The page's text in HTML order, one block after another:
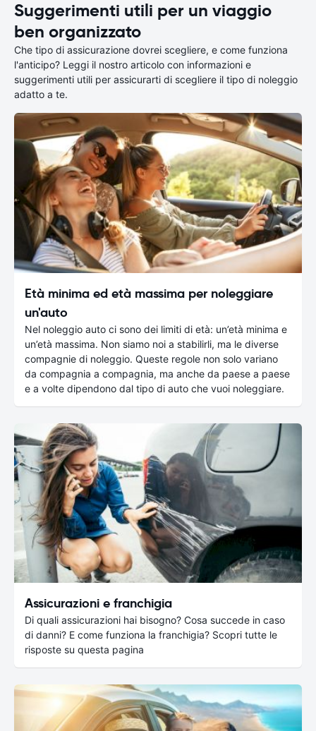
Suggerimenti utili per un viaggio
ben organizzato
Che tipo di assicurazione dovrei scegliere, e come funziona
l'anticipo? Leggi il nostro articolo con informazioni e
suggerimenti utili per assicurarti di scegliere il tipo di noleggio
adatto a te.
Età minima ed età massima per noleggiare
un'auto
Nel noleggio auto ci sono dei limiti di età: un’età minima e
un’età massima. Non siamo noi a stabilirli, ma le diverse
compagnie di noleggio. Queste regole non solo variano
da compagnia a compagnia, ma anche da paese a paese
e a volte dipendono dal tipo di auto che vuoi noleggiare.
Assicurazioni e franchigia
Di quali assicurazioni hai bisogno? Cosa succede in caso
di danni? E come funziona la franchigia? Scopri tutte le
risposte su questa pagina